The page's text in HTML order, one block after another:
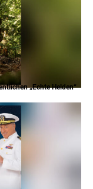
„Echte Helden“